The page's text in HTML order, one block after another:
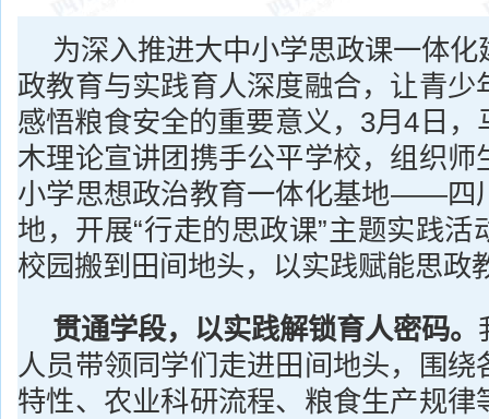
为深入推进大中小学思政课一体
政教育与实践育人深度融合，让青少
感悟粮食安全的重要意义，3月4日，
木理论宣讲团携手公平学校，组织师
小学思想政治教育一体化基地——四
地，开展“行走的思政课”主题实践活
校园搬到田间地头，以实践赋能思政
贯通学段，以实践解锁育人密码。
人员带领同学们走进田间地头，围绕
特性、农业科研流程、粮食生产规律